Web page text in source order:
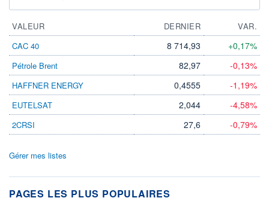
VALEUR DERNIER
VAR.
CAC 40
8 714,93 +0,17%
Pétrole Brent 82,97 -0,13%
HAFFNER ENERGY 0,4555 -1,19%
EUTELSAT 2,044 -4,58%
2CRSI 27,6 -0,79%
Gérer mes listes
PAGES LES PLUS POPULAIRES